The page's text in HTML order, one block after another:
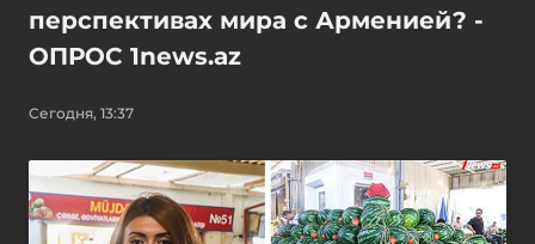
перспективах мира с Арменией? -
ОПРОС 1news.az
Сегодня, 13:37